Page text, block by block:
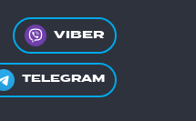
VIBER
TELEGRAM